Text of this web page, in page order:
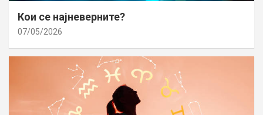
Кои се најневерните?
07/05/2026